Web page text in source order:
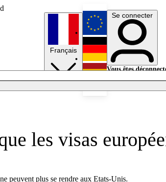
Français
English
Deutsch
Se connecter
Vous êtes
les visas
peuvent plus se rendre aux Etats-Unis.